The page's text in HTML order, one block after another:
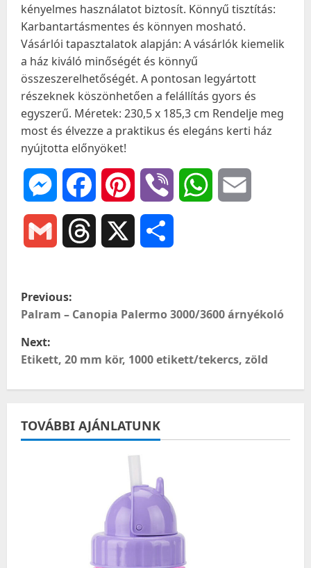
kényelmes használatot biztosít. Könnyű tisztítás:
Karbantartásmentes és könnyen mosható.
Vásárlói tapasztalatok alapján: A vásárlók kiemelik
a ház kiváló minőségét és könnyű
összeszerelhetőségét. A pontosan legyártott
részeknek köszönhetően a felállítás gyors és
egyszerű. Méretek: 230,5 x 185,3 cm Rendelje meg
most és élvezze a praktikus és elegáns kerti ház
nyújtotta előnyöket!
MessengerFacebookPinterest Viber WhatsApp
Gmail Threads
P
o
s
a
Previous:
Palram – Canopia Palermo 3000/3600 árnyékoló
Next:
Etikett, 20 mm kör, 1000 etikett/tekercs, zöld
TOVÁBBI AJÁNLATUNK